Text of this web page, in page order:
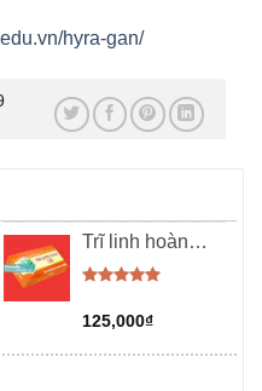
hyra-gan/
Trĩ linh hoàn
P/h
hạng5.00
5 sao
125,000₫